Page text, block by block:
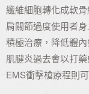
纖維細胞轉化成軟
肩關節過度使用者
積極治療，降低體
肌腱炎過去會以打
EMS衝擊槍療程則